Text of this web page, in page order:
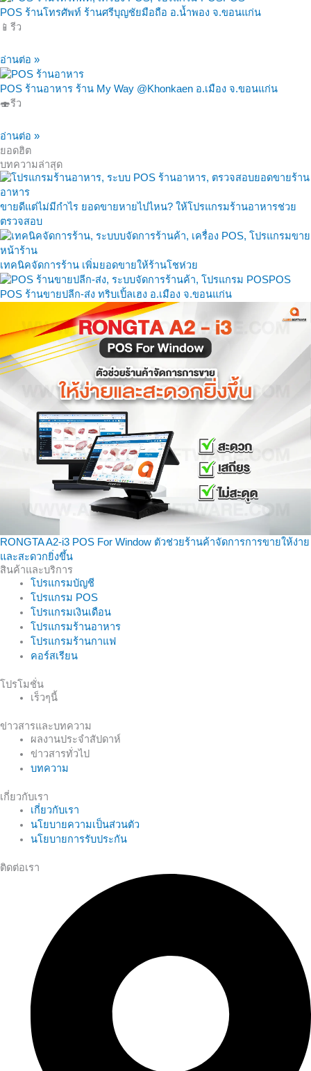
POS ร้านโทรศัพท์ ร้านศรีบุญชัยมือถือ อ.น้ำพอง จ.ขอนแก่น
📱รีว
อ่านต่อ »
POS ร้านอาหาร ร้าน My Way @Khonkaen อ.เมือง จ.ขอนแก่น
🍣รีว
อ่านต่อ »
ยอดฮิต
บทความล่าสุด
ขายดีแต่ไม่มีกำไร ยอดขายหายไปไหน? ให้โปรแกรมร้านอาหารช่วย
ตรวจสอบ
เทคนิคจัดการร้าน เพิ่มยอดขายให้ร้านโชห่วย
POS ร้านขายปลีก-ส่ง ทริบเปิ้ลเฮง อ.เมือง จ.ขอนแก่น
RONGTA A2-i3 POS For Window ตัวช่วยร้านค้าจัดการการขายให้ง่าย
และสะดวกยิ่งขึ้น
สินค้าและบริการ
โปรแกรมบัญชี
โปรแกรม POS
โปรแกรมเงินเดือน
โปรแกรมร้านอาหาร
โปรแกรมร้านกาแฟ
คอร์สเรียน
โปรโมชั่น
เร็วๆนี้
ข่าวสารและบทความ
ผลงานประจำสัปดาห์
ข่าวสารทั่วไป
บทความ
เกี่ยวกับเรา
เกี่ยวกับเรา
นโยบายความเป็นส่วนตัว
นโยบายการรับประกัน
ติดต่อเรา